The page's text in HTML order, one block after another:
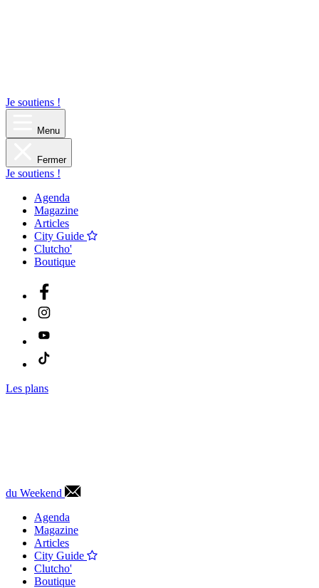
Je soutiens !
Menu
Fermer
Je soutiens !
Agenda
Magazine
Articles
City Guide
Clutcho'
Boutique
Les plans
du Weekend
Agenda
Magazine
Articles
City Guide
Clutcho'
Boutique